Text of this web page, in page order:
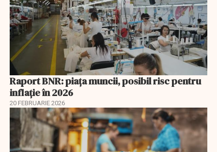
Raport BNR: piața muncii, posibil risc pentru
inflație în 2026
20 FEBRUARIE 2026